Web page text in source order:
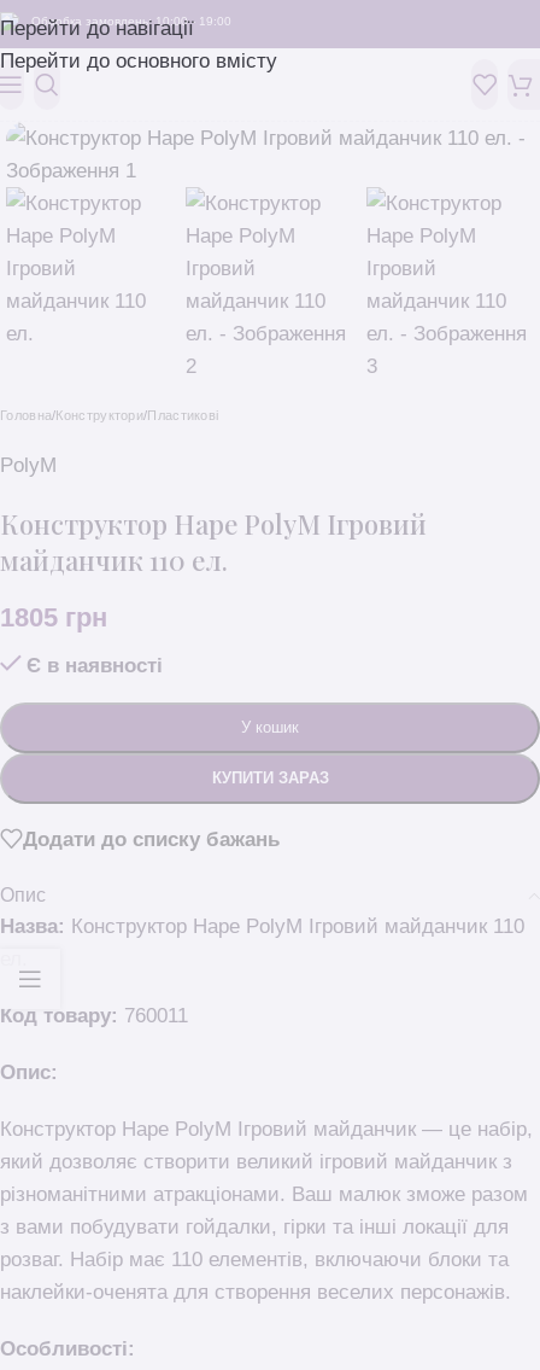
Перейти до навігації
Перейти до основного вмісту
Обробка замовлень: 10:00 - 19:00
Головна/Конструктори/Пластикові
PolyM
Конструктор Hape PolyM Ігровий
майданчик 110 ел.
1805 грн
Є в наявності
У кошик
КУПИТИ ЗАРАЗ
Додати до списку бажань
Опис
Назва: Конструктор Hape PolyM Ігровий майданчик 110
Код товару: 760011
Опис:
Конструктор Hape PolyM Ігровий майданчик — це набір,
який дозволяє створити великий ігровий майданчик з
різноманітними атракціонами. Ваш малюк зможе разом
з вами побудувати гойдалки, гірки та інші локації для
розваг. Набір має 110 елементів, включаючи блоки та
наклейки-оченята для створення веселих персонажів.
Особливості: